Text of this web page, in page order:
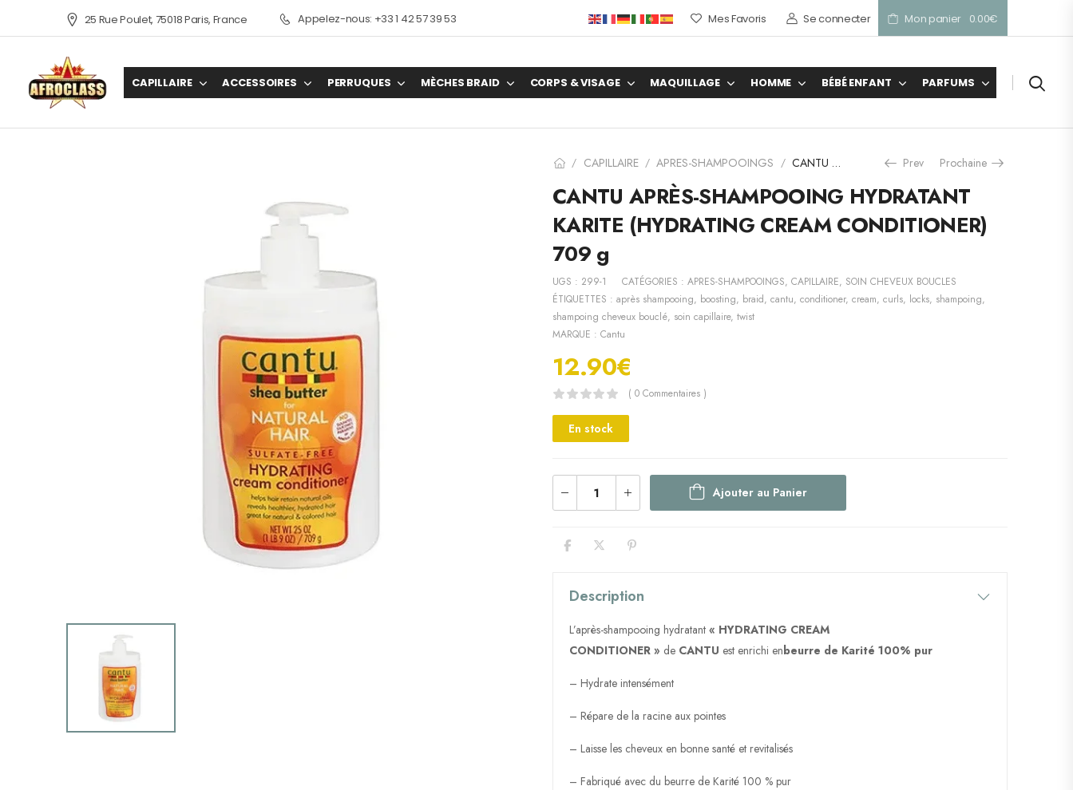
25 Rue Poulet, 75018 Paris, France Appelez-nous: +33 1 42 57 39 53 Mes Favoris Se connecter Mon panier 0.00€
CAPILLAIRE ACCESSOIRES PERRUQUES MÈCHES BRAID CORPS & VISAGE MAQUILLAGE HOMME BÉBÉ ENFANT PARFUMS
/ CAPILLAIRE / APRES-SHAMPOOINGS / CANTU APRÈS-SHAMPOOING HYDRATANT KARITE (HYDRATING CREAM CONDITIONER) 709 g Prev Prochaine
CANTU APRÈS-SHAMPOOING HYDRATANT
KARITE (HYDRATING CREAM CONDITIONER)
709 g
UGS : 299-1 CATÉGORIES : APRES-SHAMPOOINGS, CAPILLAIRE, SOIN CHEVEUX BOUCLES
ÉTIQUETTES : après shampooing, boosting, braid, cantu, conditioner, cream, curls, locks, shampoing,
shampoing cheveux bouclé, soin capillaire, twist
MARQUE : Cantu
12.90€
( 0 Commentaires )
En stock
Ajouter au Panier
Description
L’après-shampooing hydratant « HYDRATING CREAM
CONDITIONER » de CANTU est enrichi enbeurre de Karité 100% pur
– Hydrate intensément
– Répare de la racine aux pointes
– Laisse les cheveux en bonne santé et revitalisés
– Fabriqué avec du beurre de Karité 100 % pur